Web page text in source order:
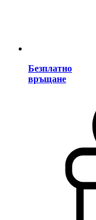
Безплатно
връщане